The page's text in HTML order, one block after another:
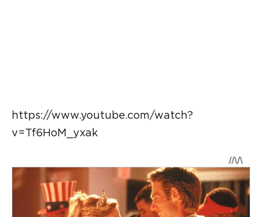
https://www.youtube.com/watch?
v=Tf6HoM_yxak